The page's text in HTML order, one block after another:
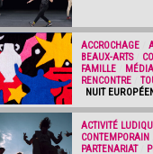
ACCROCHAGE
BEAUX-ARTS/
FAMILLE
RENCONTRE
NUIT
ACTIVITÉ
CONTEMPORAIN
PARTENARIAT/